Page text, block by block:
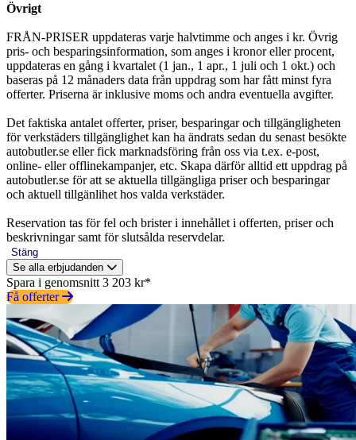
Övrigt
FRÅN-PRISER uppdateras varje halvtimme och anges i kr. Övrig
pris- och besparingsinformation, som anges i kronor eller procent,
uppdateras en gång i kvartalet (1 jan., 1 apr., 1 juli och 1 okt.) och
baseras på 12 månaders data från uppdrag som har fått minst fyra
offerter. Priserna är inklusive moms och andra eventuella avgifter.
Det faktiska antalet offerter, priser, besparingar och tillgängligheten
för verkstäders tillgänglighet kan ha ändrats sedan du senast besökte
autobutler.se eller fick marknadsföring från oss via t.ex. e-post,
online- eller offlinekampanjer, etc. Skapa därför alltid ett uppdrag på
autobutler.se för att se aktuella tillgängliga priser och besparingar
och aktuell tillgänlihet hos valda verkstäder.
Reservation tas för fel och brister i innehållet i offerten, priser och
beskrivningar samt för slutsålda reservdelar.
Stäng
Se alla erbjudanden
Spara i genomsnitt 3 203 kr*
Få offerter